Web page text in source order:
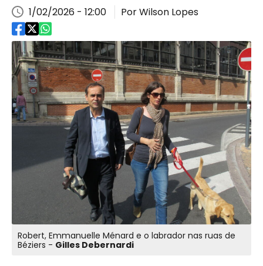
1/02/2026 - 12:00 Por Wilson Lopes
Robert, Emmanuelle Ménard e o labrador nas ruas de
Béziers - Gilles Debernardi